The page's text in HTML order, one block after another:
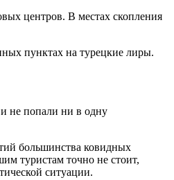
центров. В местах скопления
пунктах на турецкие лиры.
не попали ни в одну
большинства ковидных
туристам точно не стоит,
ситуации.